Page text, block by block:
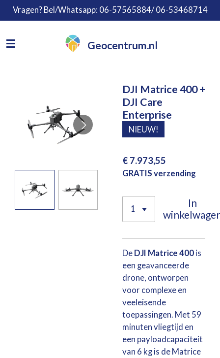
Ga
direct
de
Vragen? Bel/Whatsapp: 06-57565884/ 06-53468714
Geocentrum.nl
DJI Matrice 400 +
DJI Care
Enterprise
NIEUW!
€ 7.973,55
GRATIS verzending
In
De DJI Matrice 400 is
een geavanceerde
drone, ontworpen
voor complexe en
veeleisende
toepassingen. Met 59
minuten vliegtijd en
een payloadcapaciteit
van 6 kg is de Matrice